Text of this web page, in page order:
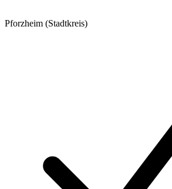
Pforzheim (Stadtkreis)